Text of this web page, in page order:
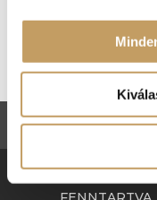
Nincsenek
ÁSZF